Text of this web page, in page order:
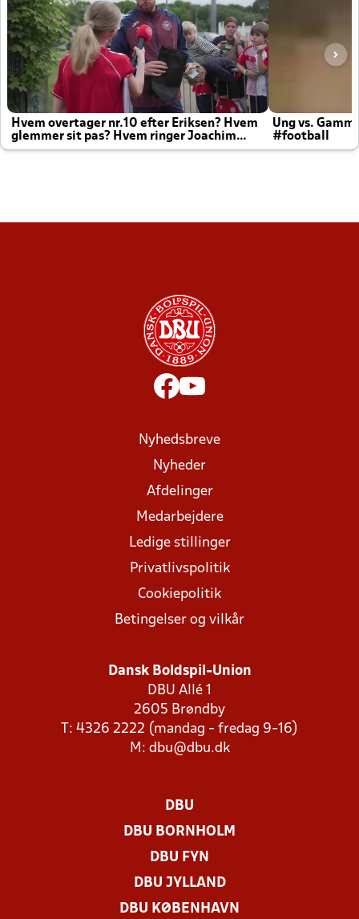
Hvem overtager nr.10 efter Eriksen? Hvem
glemmer sit pas? Hvem ringer Joachim
altid til efter kampe?
Ung vs.
#football
Nyhedsbreve
Nyheder
Afdelinger
Medarbejdere
Ledige stillinger
Privatlivspolitik
Cookiepolitik
Betingelser og vilkår
Dansk Boldspil-Union
DBU Allé 1
2605 Brøndby
T: 4326 2222 (mandag - fredag 9-16)
M: dbu@dbu.dk
DBU
DBU BORNHOLM
DBU FYN
DBU JYLLAND
DBU KØBENHAVN